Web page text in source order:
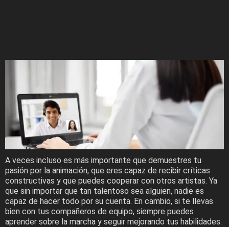
A veces incluso es más importante que demuestres tu
pasión por la animación, que eres capaz de recibir críticas
constructivas y que puedes cooperar con otros artistas. Ya
que sin importar que tan talentoso sea alguien, nadie es
capaz de hacer todo por su cuenta. En cambio, si te llevas
bien con tus compañeros de equipo, siempre puedes
aprender sobre la marcha y seguir mejorando tus habilidades.